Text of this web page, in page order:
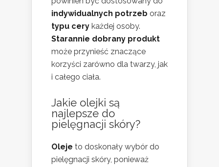
indywidualnych potrzeb oraz
typu cery każdej osoby.
Starannie dobrany produkt
może przynieść znaczące
korzyści zarówno dla twarzy, jak
i całego ciała.
Jakie olejki są
najlepsze do
pielęgnacji skóry?
Oleje to doskonały wybór do
pielęgnacji skóry, ponieważ